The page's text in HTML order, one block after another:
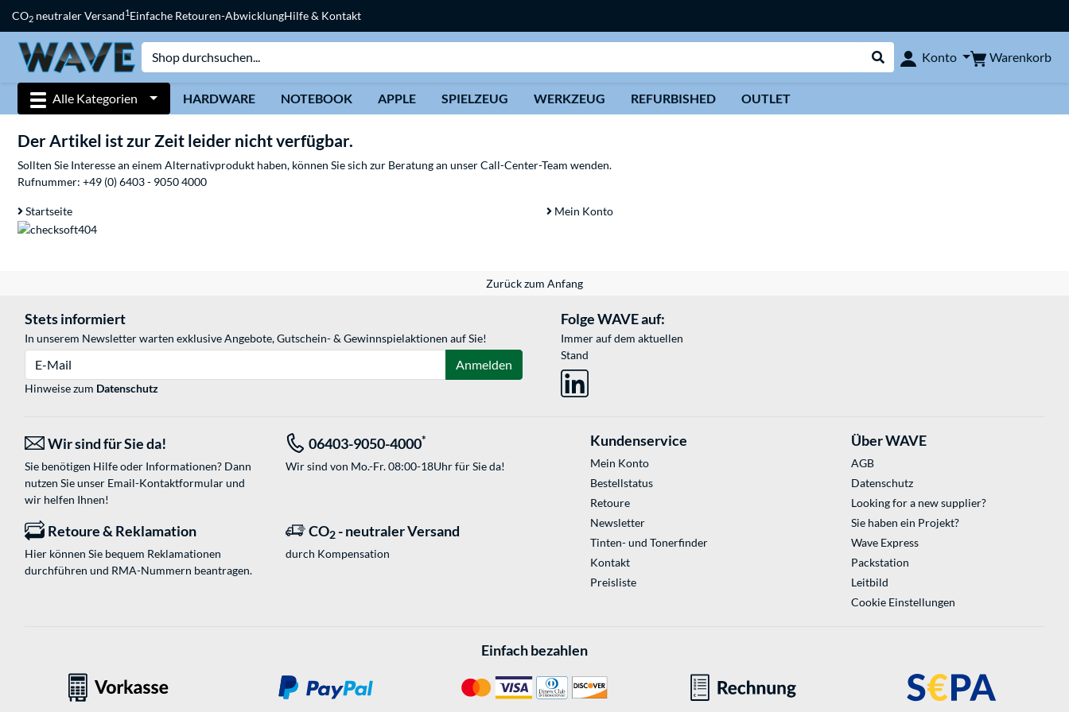
CO2 neutraler Versand1Einfache Retouren-AbwicklungHilfe & Kontakt
Suche durchführen
Konto Warenkorb
Alle Kategorien HARDWARE NOTEBOOK APPLE SPIELZEUG WERKZEUG REFURBISHED OUTLET
Der Artikel ist zur Zeit leider nicht verfügbar.
Sollten Sie Interesse an einem Alternativprodukt haben, können Sie sich zur Beratung an unser Call-Center-Team wenden.
Rufnummer: +49 (0) 6403 - 9050 4000
Startseite Mein Konto
Zurück zum Anfang
Stets informiert
In unserem Newsletter warten exklusive Angebote, Gutschein- & Gewinnspielaktionen auf Sie!
Anmelden
Hinweise zum Datenschutz
Folge WAVE auf:
Immer auf dem aktuellen
Stand
Wir sind für Sie da!
Sie benötigen Hilfe oder Informationen? Dann
nutzen Sie unser Email-Kontaktformularund
wir helfen Ihnen!
06403-9050-4000*
Wir sind von Mo.-Fr. 08:00-18Uhr für Sie da!
Retoure & Reklamation
Hier können Sie bequem Reklamationen
durchführen und RMA-Nummern beantragen.
CO2 - neutraler Versand
durch Kompensation
Kundenservice
Mein Konto
Bestellstatus
Retoure
Newsletter
Tinten- und Tonerfinder
Kontakt
Preisliste
Über WAVE
AGB
Datenschutz
Looking for a new supplier?
Sie haben ein Projekt?
Wave Express
Packstation
Leitbild
Cookie Einstellungen
Einfach bezahlen